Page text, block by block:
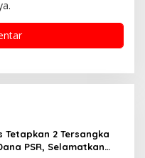
Tetapkan 2 Tersangka
PSR, Selamatkan